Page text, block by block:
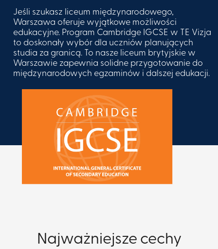
Jeśli szukasz liceum międzynarodowego,
Warszawa oferuje wyjątkowe możliwości
edukacyjne. Program Cambridge IGCSE w TE Vizja
to doskonały wybór dla uczniów planujących
studia za granicą. To nasze liceum brytyjskie w
Warszawie zapewnia solidne przygotowanie do
międzynarodowych egzaminów i dalszej edukacji.
Najważniejsze cechy